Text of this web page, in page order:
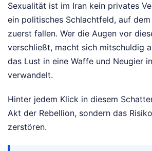
Sexualität ist im Iran kein privates
ein politisches Schlachtfeld, auf
zuerst fallen. Wer die Augen vor
verschließt, macht sich mitschuldig
das Lust in eine Waffe und Neugier
verwandelt.
Hinter jedem Klick in diesem
Akt der Rebellion, sondern das
zerstören.